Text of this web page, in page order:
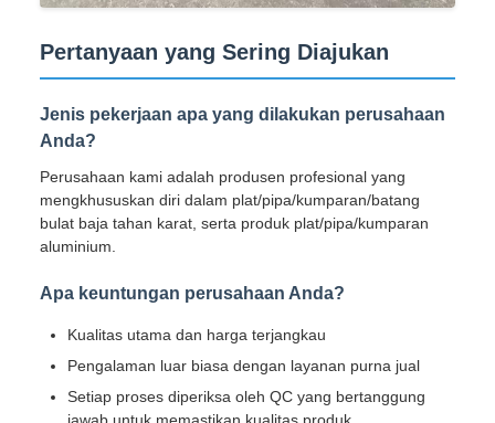
Pertanyaan yang Sering Diajukan
Jenis pekerjaan apa yang dilakukan perusahaan
Anda?
Perusahaan kami adalah produsen profesional yang
mengkhususkan diri dalam plat/pipa/kumparan/batang
bulat baja tahan karat, serta produk plat/pipa/kumparan
aluminium.
Apa keuntungan perusahaan Anda?
Kualitas utama dan harga terjangkau
Pengalaman luar biasa dengan layanan purna jual
Setiap proses diperiksa oleh QC yang bertanggung